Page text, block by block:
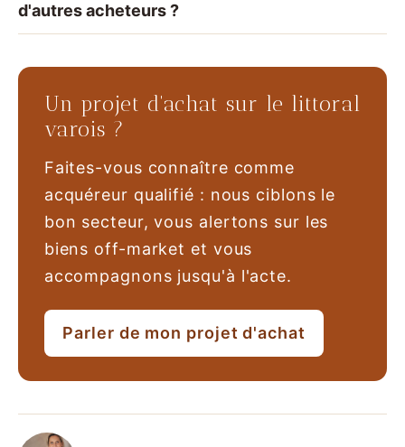
d'autres acheteurs ?
Un projet d'achat sur le littoral
varois ?
Faites-vous connaître comme
acquéreur qualifié : nous ciblons le
bon secteur, vous alertons sur les
biens off-market et vous
accompagnons jusqu'à l'acte.
Parler de mon projet d'achat